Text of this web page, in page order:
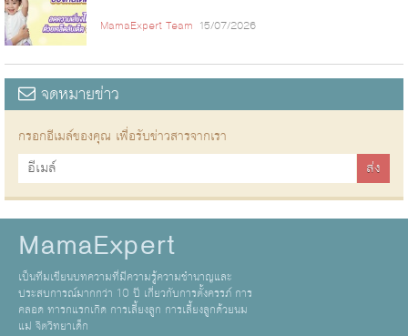
MamaExpert Team 15/07/2026
จดหมายข่าว
กรอกอีเมล์ของคุณ เพื่อรับข่าวสารจากเรา
MamaExpert
เป็นทีมเขียนบทความที่มีความรู้ความชำนาญและ
ประสบการณ์มากกว่า 10 ปี เกี่ยวกับการตั้งครรภ์ การ
คลอด ทารกแรกเกิด การเลี้ยงลูก การเลี้ยงลูกด้วยนม
แม่ จิตวิทยาเด็ก